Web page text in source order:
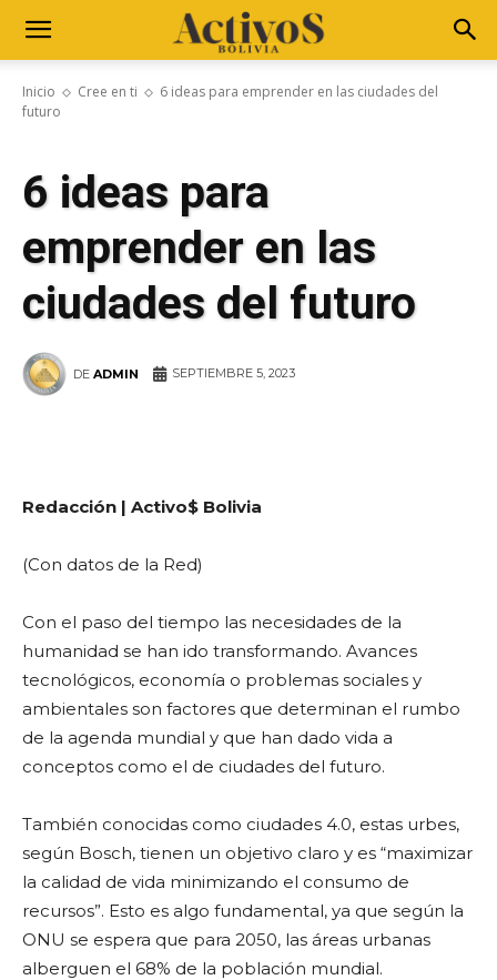
Inicio Cree en ti
6 ideas para emprender en las ciudades del
futuro
6 ideas para
emprender en las
ciudades del futuro
DE ADMIN SEPTIEMBRE 5, 2023
Redacción | Activo$ Bolivia
(Con datos de la Red)
Con el paso del tiempo las necesidades de la
humanidad se han ido transformando. Avances
tecnológicos, economía o problemas sociales y
ambientales son factores que determinan el rumbo
de la agenda mundial y que han dado vida a
conceptos como el de ciudades del futuro.
También conocidas como ciudades 4.0, estas urbes,
según Bosch, tienen un objetivo claro y es “maximizar
la calidad de vida minimizando el consumo de
recursos”. Esto es algo fundamental, ya que según la
ONU se espera que para 2050, las áreas urbanas
alberguen el 68% de la población mundial.